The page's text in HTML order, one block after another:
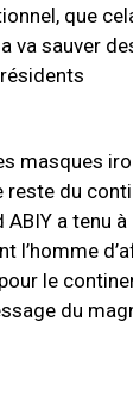
que
va sauver
masques
reste du
a tenu
l’homme
le
du